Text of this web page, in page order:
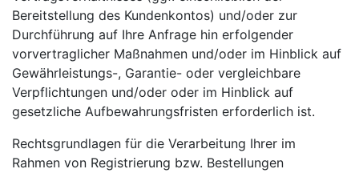
Bereitstellung des Kundenkontos) und/oder zur
Durchführung auf Ihre Anfrage hin erfolgender
vorvertraglicher Maßnahmen und/oder im Hinblick auf
Gewährleistungs-, Garantie- oder vergleichbare
Verpflichtungen und/oder oder im Hinblick auf
gesetzliche Aufbewahrungsfristen erforderlich ist.
Rechtsgrundlagen für die Verarbeitung Ihrer im
Rahmen von Registrierung bzw. Bestellungen